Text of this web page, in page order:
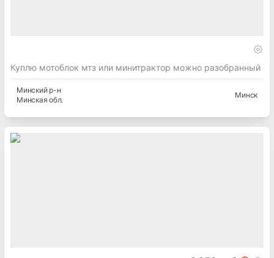
Куплю мотоблок мтз или минитрактор можно разобранный
Минскийр-н
Минская обл.
Минск